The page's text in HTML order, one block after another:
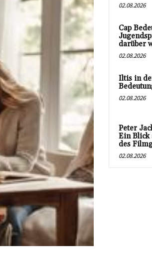
02.08.2026
Cap
darüber
02.08.2026
Iltis in
02.08.2026
Peter
Ein Blick
des
02.08.2026